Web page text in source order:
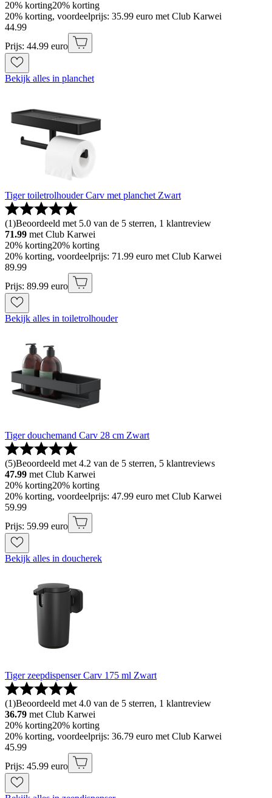
20% korting20% korting
20% korting, voordeelprijs: 35.99 euro met Club Karwei
44.99
Prijs: 44.99 euro
Bekijk alles in planchet
Tiger toiletrolhouder Carv met planchet Zwart
(1)Beoordeeld met 5.0 van de 5 sterren, 1 klantreview
71.99 met Club Karwei
20% korting20% korting
20% korting, voordeelprijs: 71.99 euro met Club Karwei
89.99
Prijs: 89.99 euro
Bekijk alles in toiletrolhouder
Tiger douchemand Carv 28 cm Zwart
(5)Beoordeeld met 4.2 van de 5 sterren, 5 klantreviews
47.99 met Club Karwei
20% korting20% korting
20% korting, voordeelprijs: 47.99 euro met Club Karwei
59.99
Prijs: 59.99 euro
Bekijk alles in doucherek
Tiger zeepdispenser Carv 175 ml Zwart
(1)Beoordeeld met 4.0 van de 5 sterren, 1 klantreview
36.79 met Club Karwei
20% korting20% korting
20% korting, voordeelprijs: 36.79 euro met Club Karwei
45.99
Prijs: 45.99 euro